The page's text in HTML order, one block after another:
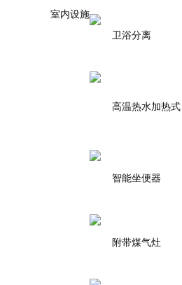
室内设施
卫浴分离
高温热水加热式
智能坐便器
附带煤气灶